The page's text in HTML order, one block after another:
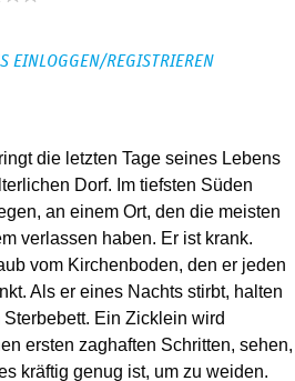
EINLOGGEN/REGISTRIEREN
die letzten Tage seines Lebens
Dorf. Im tiefsten Süden
an einem Ort, den die meisten
verlassen haben. Er ist krank.
vom Kirchenboden, den er jeden
Als er eines Nachts stirbt, halten
Ein Zicklein wird
ersten zaghaften Schritten, sehen,
kräftig genug ist, um zu weiden.